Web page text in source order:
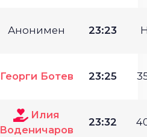
Анонимен 23:23
Георги Ботев 23:25
Илия
Воденичаров
23:32